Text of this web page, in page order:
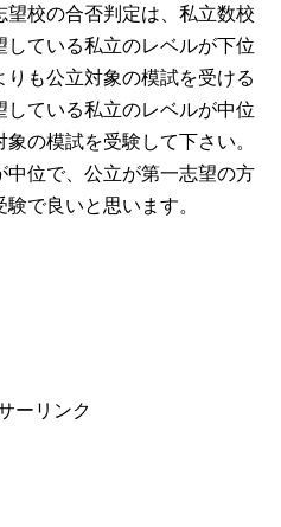
校の合否判定は、私立数校
ている私立のレベルが下位
も公立対象の模試を受ける
ている私立のレベルが中位
の模試を受験して下さい。
位で、公立が第一志望の方
で良いと思います。
ーリンク